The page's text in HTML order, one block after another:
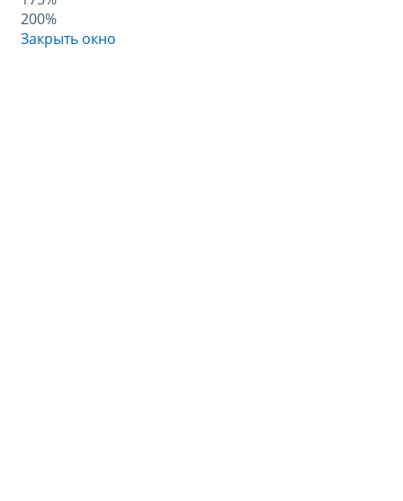
200%
Закрыть окно